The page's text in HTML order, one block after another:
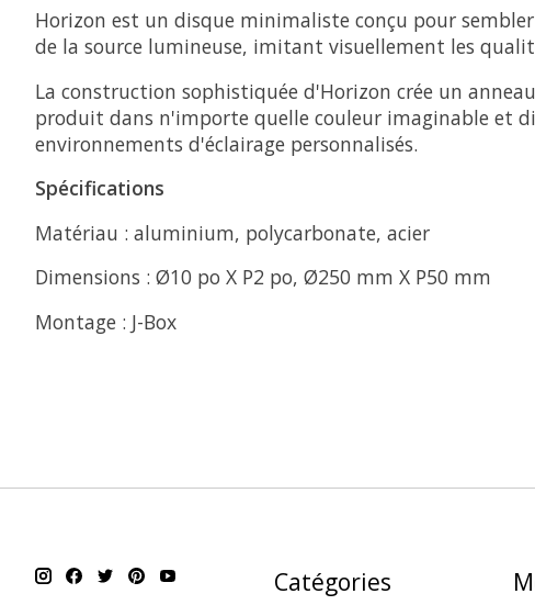
Horizon est un disque minimaliste conçu pour
de la source lumineuse, imitant visuellement les
La construction sophistiquée d'Horizon crée un
produit dans n'importe quelle couleur imaginable et
environnements d'éclairage personnalisés.
Spécifications
Matériau : aluminium, polycarbonate, acier
Dimensions : Ø10 po X P2 po, Ø250 mm X P50 mm
Montage : J-Box
Catégories